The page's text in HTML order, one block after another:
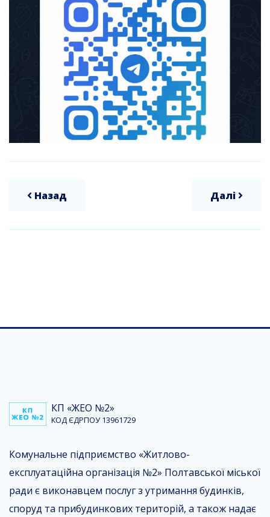
Назад Далі
КП «ЖЕО №2»
КОД ЄДРПОУ 13961729
Комунальне підприємство «Житлово-
експлуатаційна організація №2» Полтавської міської
ради є виконавцем послуг з утримання будинків,
споруд та прибудинкових територій, а також надає